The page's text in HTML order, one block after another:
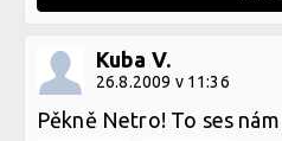
Kuba V.
26.8.2009 v 11:36
Pěkně Netro! To ses